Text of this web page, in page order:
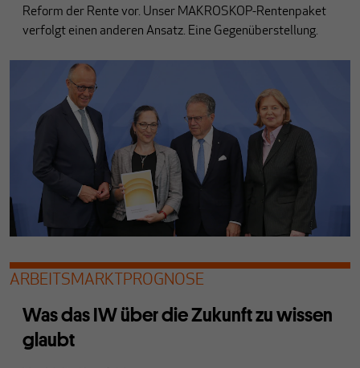
Reform der Rente vor. Unser MAKROSKOP-Rentenpaket
verfolgt einen anderen Ansatz. Eine Gegenüberstellung.
ARBEITSMARKTPROGNOSE
Was das IW über die Zukunft zu wissen
glaubt